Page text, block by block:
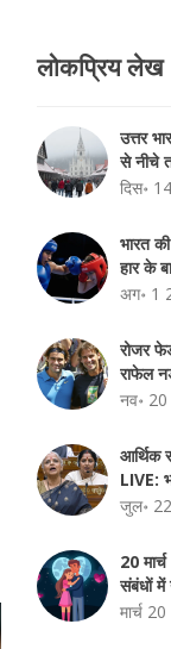
लोकप्रिय लेख
उत्तर
से नीचे
दिस॰
भारत
हार के
से बाहर
अग॰ 1
रोजर
राफेल
पत्र:
नव॰
आर्थिक
LIVE:
6.5-7%
जुल॰
20
संबंधों में
लिए बन
मार्च